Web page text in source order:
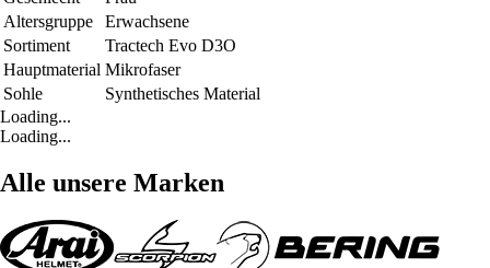
Altersgruppe
Erwachsene
Sortiment
Tractech Evo D3O
Hauptmaterial Mikrofaser
Sohle
Synthetisches Material
Loading...
Loading...
Alle unsere Marken